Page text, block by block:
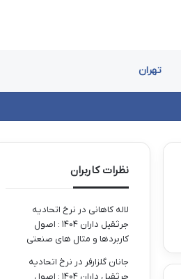
تهران
نظرات کاربران
لاله کاهانی در نرخ اتحادیه
جرثقیل داران ۱۴۰۴ : اصول
کاربردها و مثال های صنعتی
جانان گلزارفر در نرخ اتحادیه
جرثقیل داران ۱۴۰۴ : اصول